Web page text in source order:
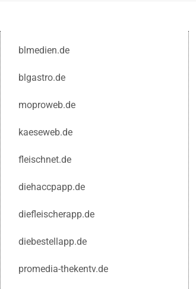
blmedien.de
blgastro.de
moproweb.de
kaeseweb.de
fleischnet.de
diehaccpapp.de
diefleischerapp.de
diebestellapp.de
promedia-thekentv.de